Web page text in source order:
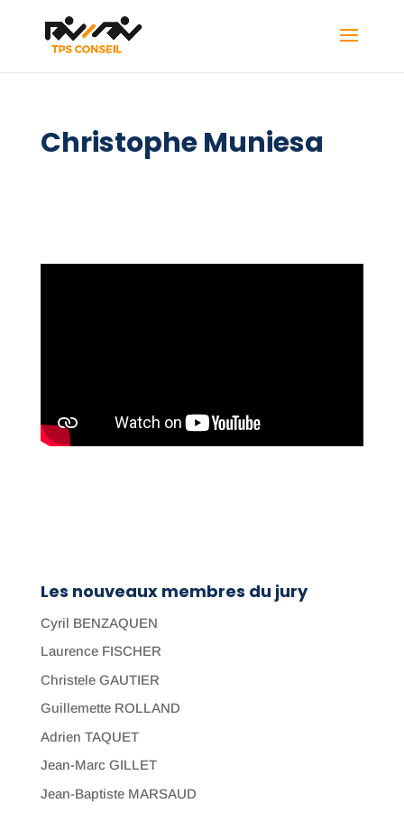
Christophe Muniesa
Les nouveaux membres du jury
Cyril BENZAQUEN
Laurence FISCHER
Christele GAUTIER
Guillemette ROLLAND
Adrien TAQUET
Jean-Marc GILLET
Jean-Baptiste MARSAUD